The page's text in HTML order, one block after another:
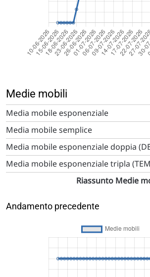
Medie mobili
Media mobile esponenziale
Media mobile semplice
Media mobile esponenziale doppia
Media mobile esponenziale tripla
Riassunto Medie
Andamento precedente